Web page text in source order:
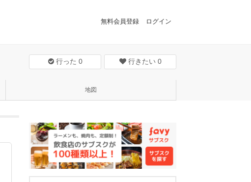
無料会員登録 ログイン
行った 0 行きたい 0
地図